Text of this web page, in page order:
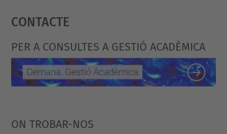
powered by
Contacte
PER A CONSULTES A GESTIÓ ACADÈMICA
ON TROBAR-NOS